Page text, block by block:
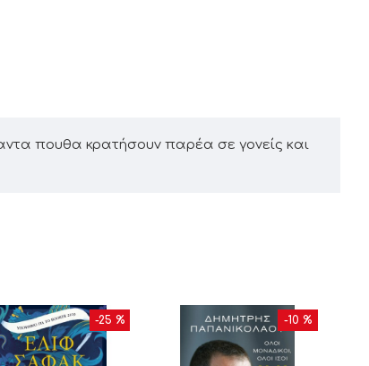
πουθα κρατήσουν παρέα σε γονείς και
-25 % -10 %